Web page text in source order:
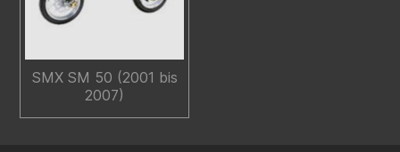
SMX SM 50 (2001 bis
2007)